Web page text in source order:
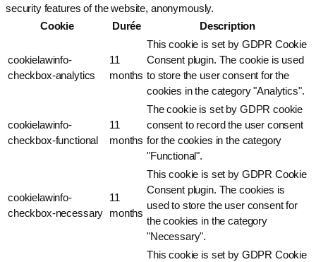
security features of the website, anonymously.
Cookie
Durée Description
cookielawinfo-
checkbox-analytics
11
months
This cookie is set by GDPR Cookie
Consent plugin. The cookie is used
to store the user consent for the
cookies in the category "Analytics".
cookielawinfo-
checkbox-functional
11
months
The cookie is set by GDPR cookie
consent to record the user consent
for the cookies in the category
"Functional".
cookielawinfo-
checkbox-necessary
11
months
This cookie is set by GDPR Cookie
Consent plugin. The cookies is
used to store the user consent for
the cookies in the category
"Necessary".
This cookie is set by GDPR Cookie